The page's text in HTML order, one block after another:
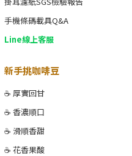
手機條碼載具Q&A
Line線上客服
新手挑咖啡豆
☕ 厚實回甘
☕ 香濃順口
☕ 滑順香甜
☕ 花香果酸